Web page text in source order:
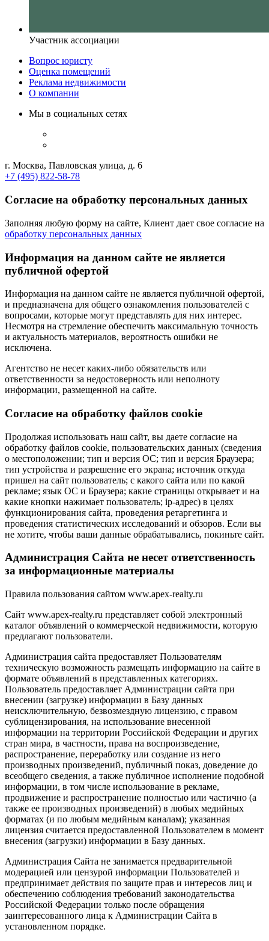
Участник ассоциации
Вопрос юристу
Оценка помещений
Реклама недвижимости
О компании
Мы в социальных сетях
г. Москва, Павловская улица, д. 6
+7 (495) 822-58-78
Согласие на обработку персональных данных
Заполняя любую форму на сайте, Клиент дает свое согласие на
обработку персональных данных
Информация на данном сайте не является
публичной офертой
Информация на данном сайте не является публичной офертой,
и предназначена для общего ознакомления пользователей с
вопросами, которые могут представлять для них интерес.
Несмотря на стремление обеспечить максимальную точность
и актуальность материалов, вероятность ошибки не
исключена.
Агентство не несет каких-либо обязательств или
ответственности за недостоверность или неполноту
информации, размещенной на сайте.
Cогласие на обработку файлов cookie
Продолжая использовать наш сайт, вы даете согласие на
обработку файлов cookie, пользовательских данных (сведения
о местоположении; тип и версия ОС; тип и версия Браузера;
тип устройства и разрешение его экрана; источник откуда
пришел на сайт пользователь; с какого сайта или по какой
рекламе; язык ОС и Браузера; какие страницы открывает и на
какие кнопки нажимает пользователь; ip-адрес) в целях
функционирования сайта, проведения ретаргетинга и
проведения статистических исследований и обзоров. Если вы
не хотите, чтобы ваши данные обрабатывались, покиньте сайт.
Администрация Сайта не несет ответственность
за информационные материалы
Правила пользования сайтом www.apex-realty.ru
Сайт www.apex-realty.ru представляет собой электронный
каталог объявлений о коммерческой недвижимости, которую
предлагают пользователи.
Администрация сайта предоставляет Пользователям
техническую возможность размещать информацию на сайте в
формате объявлений в представленных категориях.
Пользователь предоставляет Администрации сайта при
внесении (загрузке) информации в Базу данных
неисключительную, безвозмездную лицензию, с правом
сублицензирования, на использование внесенной
информации на территории Российской Федерации и других
стран мира, в частности, права на воспроизведение,
распространение, переработку или создание из него
производных произведений, публичный показ, доведение до
всеобщего сведения, а также публичное исполнение подобной
информации, в том числе использование в рекламе,
продвижение и распространение полностью или частично (а
также ее производных произведений) в любых медийных
форматах (и по любым медийным каналам); указанная
лицензия считается предоставленной Пользователем в момент
внесения (загрузки) информации в Базу данных.
Администрация Сайта не занимается предварительной
модерацией или цензурой информации Пользователей и
предпринимает действия по защите прав и интересов лиц и
обеспечению соблюдения требований законодательства
Российской Федерации только после обращения
заинтересованного лица к Администрации Сайта в
установленном порядке.